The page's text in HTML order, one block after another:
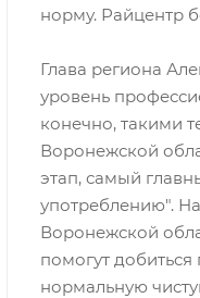
норму. Райцентр
Глава региона
уровень
конечно, такими
Воронежской
этап, самый
употреблению".
Воронежской
помогут
нормальную